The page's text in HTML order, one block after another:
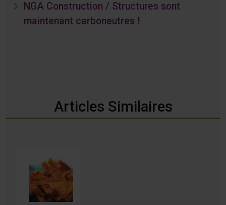
NGA Construction / Structures sont
maintenant carboneutres !
Articles Similaires